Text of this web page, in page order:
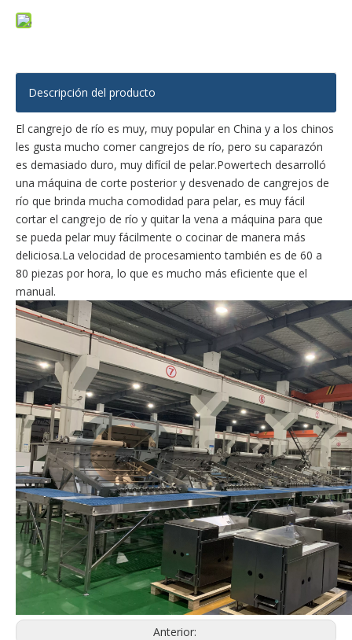
Descripción del producto
El cangrejo de río es muy, muy popular en China y a los chinos
les gusta mucho comer cangrejos de río, pero su caparazón
es demasiado duro, muy difícil de pelar.Powertech desarrolló
una máquina de corte posterior y desvenado de cangrejos de
río que brinda mucha comodidad para pelar, es muy fácil
cortar el cangrejo de río y quitar la vena a máquina para que
se pueda pelar muy fácilmente o cocinar de manera más
deliciosa.La velocidad de procesamiento también es de 60 a
80 piezas por hora, lo que es mucho más eficiente que el
manual.
Anterior: